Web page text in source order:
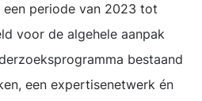
periode van 2023 tot
voor de algehele aanpak
bestaand
een expertisenetwerk én